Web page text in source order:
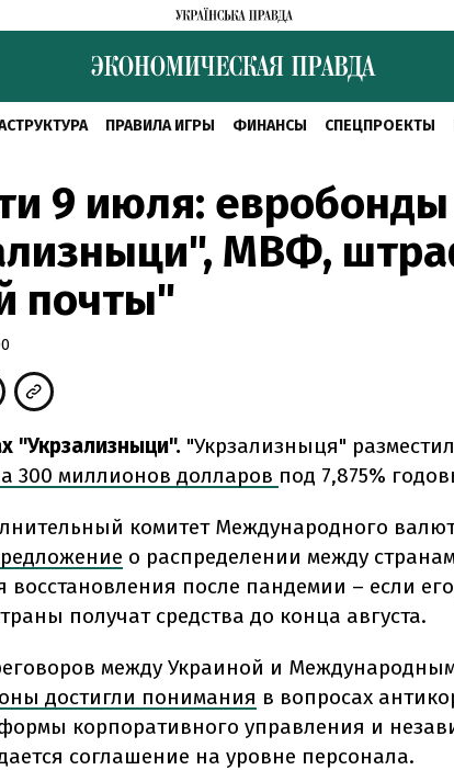
ПРАВИЛА ИГРЫ ФИНАНСЫ СПЕЦПРОЕКТЫ
9 июля: евробонды
МВФ,
почты"
"Укрзализныци". "Укрзализныця"
300 миллионов долларов под 7,875%
комитет Международного
о распределении между
восстановления после пандемии – если
получат средства до конца августа.
между Украиной и
достигли понимания в вопросах
корпоративного управления и
соглашение на уровне персонала.